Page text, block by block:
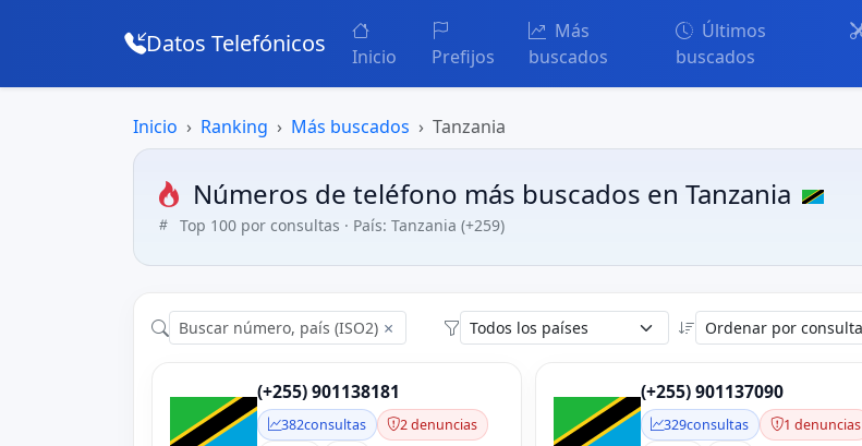
Datos Telefónicos Inicio Prefijos
Más
buscados
Últimos
buscados
Inicio Ranking Más buscados Tanzania
Números de teléfono más buscados en Tanzania
Top 100 por consultas · País: Tanzania (+259)
×
(+255) 901138181
382consultas
2 denuncias
(+255) 901137090
329consultas
1 denuncias